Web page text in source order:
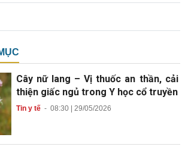
Cây nữ lang – Vị thuốc an thần, cải
thiện giấc ngủ trong Y học cổ truyền
Tin y tế- 08:30 | 29/05/2026